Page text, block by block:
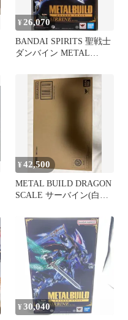
¥ 26,070
BANDAI SPIRITS 聖戦士
ダンバイン METAL
サーバイン
¥42,500
METAL BUILD DRAGON
SCALE サーバイン(白き
¥ 30,040